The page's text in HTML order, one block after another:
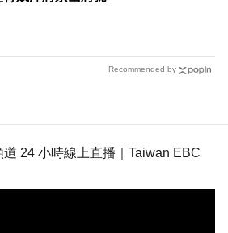
Recommended by
24 小時線上直播｜Taiwan EBC